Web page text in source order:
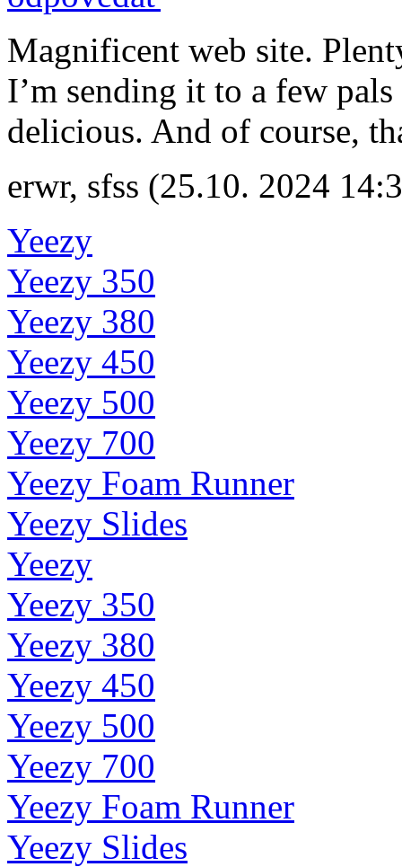
Magnificent web site.
I’m sending it to a few
delicious. And of course,
erwr, sfss (25.10. 2024
Yeezy
Yeezy 350
Yeezy 380
Yeezy 450
Yeezy 500
Yeezy 700
Yeezy Foam Runner
Yeezy Slides
Yeezy
Yeezy 350
Yeezy 380
Yeezy 450
Yeezy 500
Yeezy 700
Yeezy Foam Runner
Yeezy Slides